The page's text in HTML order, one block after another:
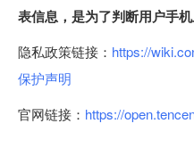
表信息，是为了判断用户手
隐私政策链接： https://
保护声明
官网链接： https://